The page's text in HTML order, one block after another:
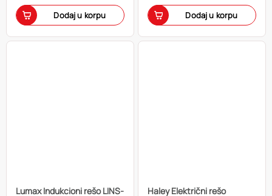
Dodaj u korpu Dodaj u korpu
Lumax Indukcioni rešo LINS-
Haley Električni rešo